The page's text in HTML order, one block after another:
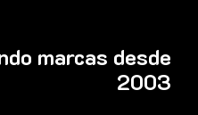
marcas desde
2003